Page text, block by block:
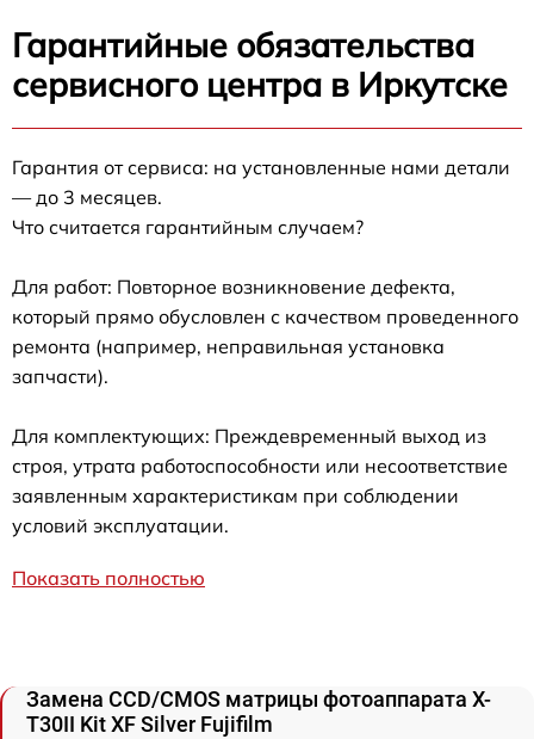
Гарантийные обязательства
сервисного центра в Иркутске
Гарантия от сервиса: на установленные нами детали
— до 3 месяцев.
Что считается гарантийным случаем?
Для работ: Повторное возникновение дефекта,
который прямо обусловлен с качеством проведенного
ремонта (например, неправильная установка
запчасти).
Для комплектующих: Преждевременный выход из
строя, утрата работоспособности или несоответствие
заявленным характеристикам при соблюдении
условий эксплуатации.
Показать полностью
Замена CCD/CMOS матрицы фотоаппарата X-
T30II Kit XF Silver Fujifilm